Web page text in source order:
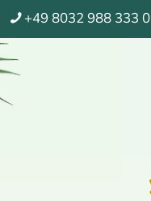
+49 8032 988 333 0